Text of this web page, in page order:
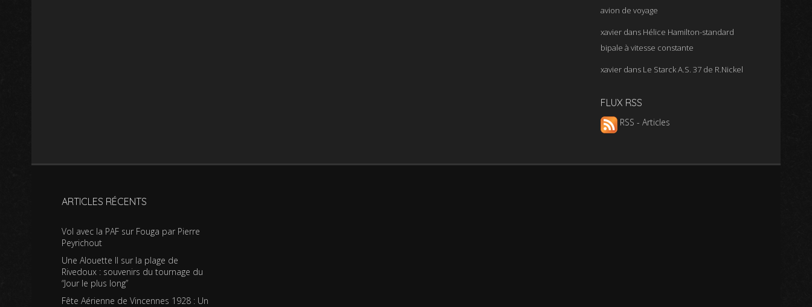
avion de voyage
xavier dans Hélice Hamilton-standard
bipale à vitesse constante
xavier dans Le Starck A.S. 37 de R.Nickel
FLUX RSS
RSS - Articles
ARTICLES RÉCENTS
Vol avec la PAF sur Fouga par Pierre
Peyrichout
Une Alouette II sur la plage de
Rivedoux : souvenirs du tournage du
“Jour le plus long”
Fête Aérienne de Vincennes 1928 : Un